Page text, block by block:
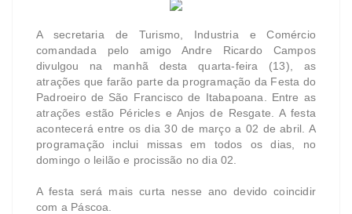
A secretaria de Turismo, Industria e Comércio
comandada pelo amigo Andre Ricardo Campos
divulgou na manhã desta quarta-feira (13), as
atrações que farão parte da programação da Festa do
Padroeiro de São Francisco de Itabapoana. Entre as
atrações estão Péricles e Anjos de Resgate. A festa
acontecerá entre os dia 30 de março a 02 de abril. A
programação inclui missas em todos os dias, no
domingo o leilão e procissão no dia 02.
A festa será mais curta nesse ano devido coincidir
com a Páscoa.